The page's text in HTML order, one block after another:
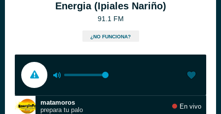
Energia (Ipiales Nariño)
91.1 FM
¿NO FUNCIONA?
matamoros
prepara tu palo
En vivo